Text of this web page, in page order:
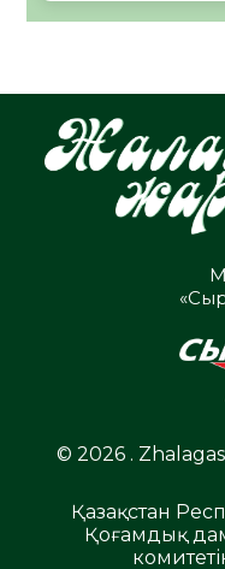
© 2026 .
Қазақстан
Қоғамдық